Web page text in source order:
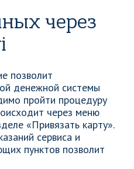
через
позволит
денежной системы
пройти процедуру
через меню
«Привязать карту».
сервиса и
пунктов позволит